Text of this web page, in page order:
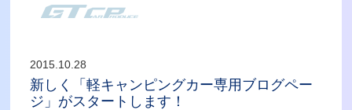
2015.10.28
新しく「軽キャンピングカー専用ブログペー
ジ」がスタートします！